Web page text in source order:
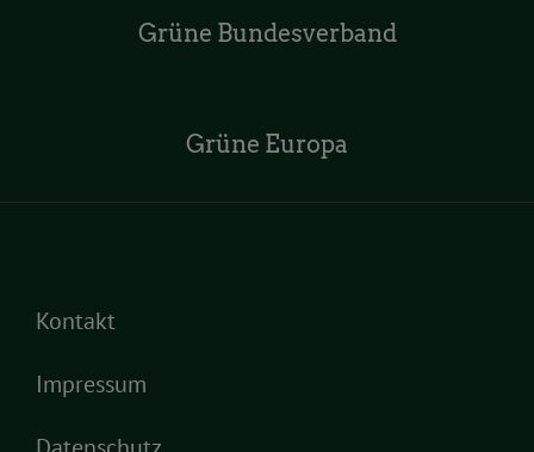
Grüne Bundesverband
Grüne Europa
Kontakt
Impressum